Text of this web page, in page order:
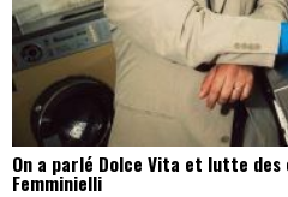
On a parlé Dolce Vita et lutte des
Femminielli